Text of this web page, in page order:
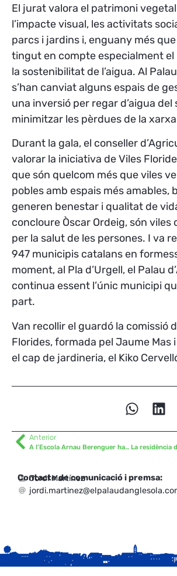
El jurat valora el patrimoni
l’impacte visual, les activitats
parcs i jardins i, enguany més que
tingut en compte especialment el
la sostenibilitat de l’aigua. Al
s’han canviat alguns espais de
una inversió per regar d’aigua del
minimitzar les pèrdues de la
Durant la gala, el conseller
valorar la iniciativa de Viles
que són quelcom més que viles
pobles amb espais més amables,
generen benestar i qualitat de
concloure Òscar Ordeig, són viles
per la salut de les persones. I va
947 municipis catalans en
moment, al Pla d’Urgell, el Palau
continua essent l’únic municipi
part.
Van recollir el guardó la comissió
Florides, formada pel Jaume Mas
el cap de jardineria, el Kiko
Anterior
A l’Escola Arnau Berenguer han donat el Passaport Edunauta als 148 alumnes
Contacte de comunicació i premsa:
Jordi Martínez